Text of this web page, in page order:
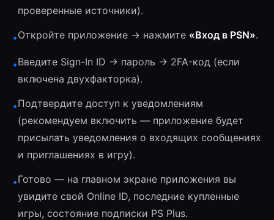
проверенные источники).
•Откройте приложение → нажмите «Вход в PSN».
•Введите Sign-In ID → пароль → 2FA-код (если
включена двухфакторка).
•Подтвердите доступ к уведомлениям
(рекомендуем включить — приложение будет
присылать уведомления о входящих сообщениях
и приглашениях в игру).
•Готово — на главном экране приложения вы
увидите свой Online ID, последние купленные
игры, состояние подписки PS Plus.